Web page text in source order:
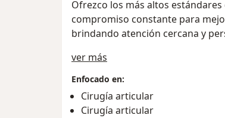
Ofrezco los más altos
compromiso constante para
brindando atención cercana y
ver más
Enfocado en:
Cirugía articular
Cirugía articular